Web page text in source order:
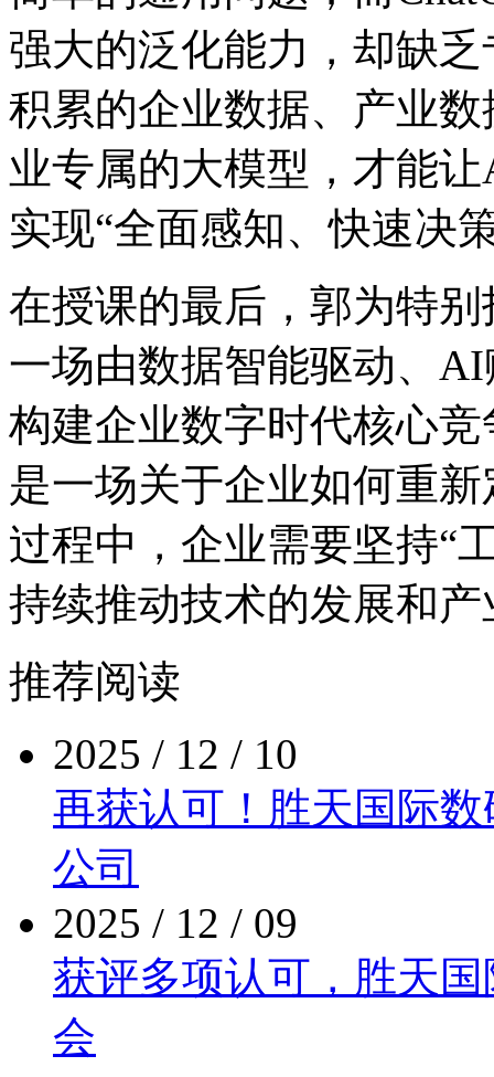
强大的泛化能力，却
积累的企业数据、产业
业专属的大模型，才能
实现“全面感知、快速决
在授课的最后，郭为特
一场由数据智能驱动、
构建企业数字时代核心竞争
是一场关于企业如何重
过程中，企业需要坚持“
持续推动技术的发展和
推荐阅读
2025 / 12 / 10
再获认可！胜天国
公司
2025 / 12 / 09
获评多项认可，胜
会